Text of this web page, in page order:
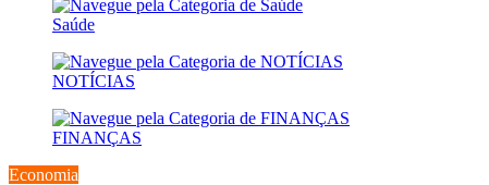
Saúde
NOTÍCIAS
FINANÇAS
Economia